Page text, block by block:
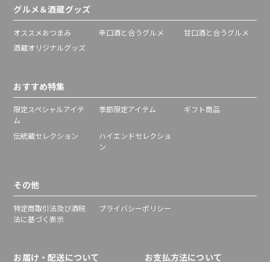
グルメ＆酒蔵グッズ
オススメおつまみ 辛口酒と合うグルメ
甘口酒と合うグルメ
酒蔵オリジナルグッズ
おすすめ特集
限定スペシャルアイテ
ム
季節限定アイテム ギフト商品
伝統蔵セレクション
ハイエンドセレクショ
ン
その他
特定商取引法及び酒税
法に基づく表示
プライバシーポリシー
お届け・配送について お支払方法について